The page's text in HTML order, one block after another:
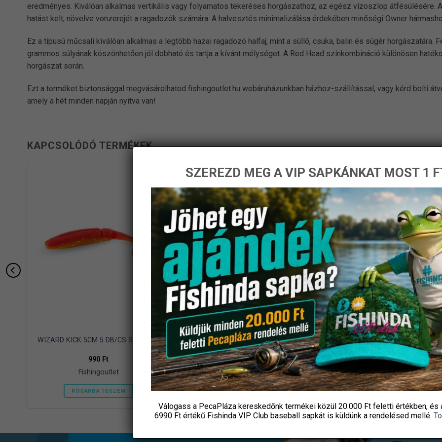
eredményes. Kiválóan alkalmas vertikális vagy folyamatos tekeréses horgászathoz, az egész vízoszlop átfésülésére.
hatást kelt, növelve vonzerejét a ragadozók számára. A halvesztés minimalizálása érdekében minőségi Owner
Ez a típusú műcsali kiválóan alkalmas a legtöbb hazai ragadozó halfaj, mint a süllő, csuka, balin és sügér horgászatára.
grammos súlyának köszönhetően jól dobható és tartja a kívánt mélységet. A Red Head színkombináció különösen
horgászat során.
Ezt a terméket biztonsággal megvásárolhatod fishingoutlet.hu webáruházunkban házhoz-szállítással, vagy kérd bolti
amely a hét minden napján nyitva van!
KAPCSOLÓDÓ TERMÉKEK
WIZARD KICK 5CM 5 DB/CS SZÍN: 022
990 Ft
Fishingoutlet
KOSÁRBA TESZEM
WIZARD KICK 5CM 5 DB/CS SZÍN: 053
990Ft
Fishingoutlet
KOSÁRBA TESZEM
WIZARD MICRO JIG 2316
930Ft
Fishingoutlet
KOSÁRBA TESZEM
SZEREZD MEG A VIP SAPKÁNKAT MOST 1
Válogass a PecaPláza kereskedőnk termékei közül 20.000 Ft felettiértékben, és
6990 Ft értékű Fishinda VIP Club baseball sapkátis küldünk a rendelésed mellé.